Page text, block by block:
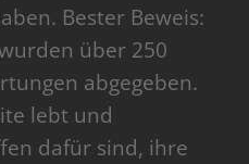
Bester Beweis:
über 250
abgegeben.
lebt und
dafür sind, ihre